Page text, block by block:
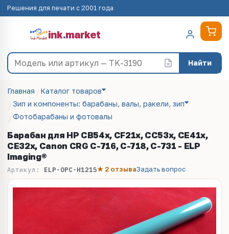
Решения для печати с 2001 года
ink.market
Найти
Главная
Каталог товаров
Зип и компоненты: барабаны, валы, ракели, зип
Фотобарабаны и фотовалы
Барабан для HP CB54x, CF21x, CC53x, CE41x,
CE32x, Canon CRG C-716, C-718, C-731 - ELP
Imaging®
Артикул: ELP-OPC-H1215★ 2 отзываЗадать вопрос